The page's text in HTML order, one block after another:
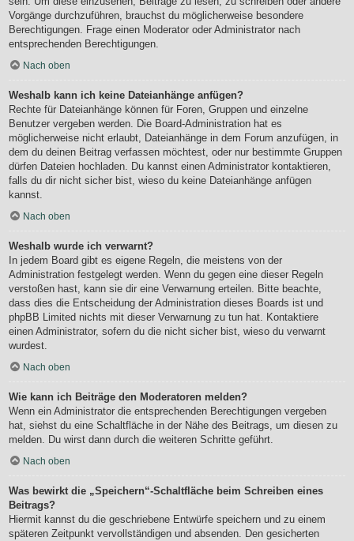
Vorgänge durchzuführen, brauchst du möglicherweise besondere
Berechtigungen. Frage einen Moderator oder Administrator nach
entsprechenden Berechtigungen.
Nach oben
Weshalb kann ich keine Dateianhänge anfügen?
Rechte für Dateianhänge können für Foren, Gruppen und einzelne
Benutzer vergeben werden. Die Board-Administration hat es
möglicherweise nicht erlaubt, Dateianhänge in dem Forum anzufügen, in
dem du deinen Beitrag verfassen möchtest, oder nur bestimmte Gruppen
dürfen Dateien hochladen. Du kannst einen Administrator kontaktieren,
falls du dir nicht sicher bist, wieso du keine Dateianhänge anfügen
kannst.
Nach oben
Weshalb wurde ich verwarnt?
In jedem Board gibt es eigene Regeln, die meistens von der
Administration festgelegt werden. Wenn du gegen eine dieser Regeln
verstoßen hast, kann sie dir eine Verwarnung erteilen. Bitte beachte,
dass dies die Entscheidung der Administration dieses Boards ist und
phpBB Limited nichts mit dieser Verwarnung zu tun hat. Kontaktiere
einen Administrator, sofern du die nicht sicher bist, wieso du verwarnt
wurdest.
Nach oben
Wie kann ich Beiträge den Moderatoren melden?
Wenn ein Administrator die entsprechenden Berechtigungen vergeben
hat, siehst du eine Schaltfläche in der Nähe des Beitrags, um diesen zu
melden. Du wirst dann durch die weiteren Schritte geführt.
Nach oben
Was bewirkt die „Speichern“-Schaltfläche beim Schreiben eines
Beitrags?
Hiermit kannst du die geschriebene Entwürfe speichern und zu einem
späteren Zeitpunkt vervollständigen und absenden. Den gesicherten